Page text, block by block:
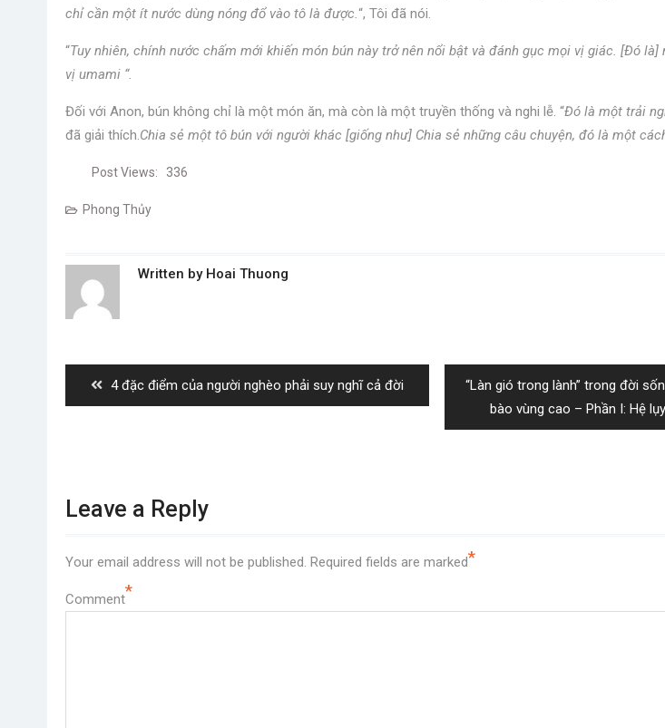
chỉ cần một ít nước dùng nóng đổ vào tô là được.“, Tôi đã nói.
“Tuy nhiên, chính nước chấm mới khiến món bún này trở nên nổi bật và đánh gục mọi vị giác. [Đó là]
vị umami “.
Đối với Anon, bún không chỉ là một món ăn, mà còn là một truyền thống và nghi lễ. “Đó là một trải
đã giải thích.Chia sẻ một tô bún với người khác [giống như] Chia sẻ những câu chuyện, đó là một
Post Views: 336
Phong Thủy
Written by Hoai Thuong
Previous
post:
4 đặc điểm của người nghèo phải suy nghĩ cả đời
Next
post:
“Làn gió trong lành” trong đời
bào vùng cao – Phần I: Hệ
Leave a Reply
Your email address will not be published. Required fields are marked*
Comment*